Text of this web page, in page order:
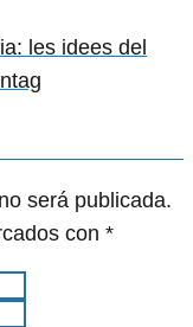
les idees del
será publicada.
con *